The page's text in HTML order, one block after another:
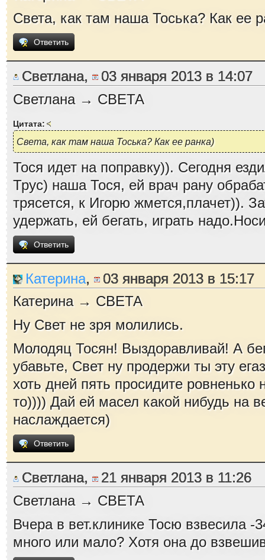
Света, как там наша Тоська? Как ее
Ответить
Светлана,
03 января 2013 в 14:07
Светлана → СВЕТА
Цитата:
Света, как там наша Тоська? Как ее ранка)
Тося идет на поправку)). Сегодня
Трус) наша Тося, ей врач рану
трясется, к Игорю жмется,плачет)).
удержать, ей бегать, играть
Ответить
Катерина,
03 января 2013 в 15:17
Катерина → СВЕТА
Ну Свет не зря молились.
Молодяц Тосян! Выздоравливай! А
убавьте, Свет ну продержи ты эту
хоть дней пять просидите ровненько
то)))) Дай ей масел какой нибудь на
наслаждается)
Ответить
Светлана,
21 января 2013 в 11:26
Светлана → СВЕТА
Вчера в вет.клинике Тосю взвесила -
много или мало? Хотя она до